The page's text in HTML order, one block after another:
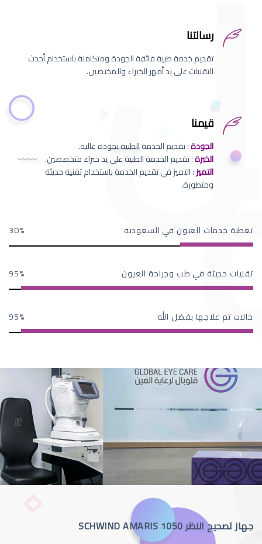
رسالتنا
تقديم خدمة طبية فائقة الجودة ومتكاملة باستخدام أحدث
التقنيات على يد أمهر الخبراء والمختصين.
قيمنا
الجودة: تقديم الخدمة الطبية بجودة عالية.
الخبرة: تقديم الخدمة الطبية على يد خبراء متخصصين.
التميز: التميز في تقديم الخدمة باستخدام تقنية حديثة
ومتطورة.
تغطية خدمات العيون في السعودية 30
تقنيات حديثة في طب وجراحة العيون 95
حالات تم علاجها بفضل الله 95
جهاز تصحيح النظر SCHWIND AMARIS 1050